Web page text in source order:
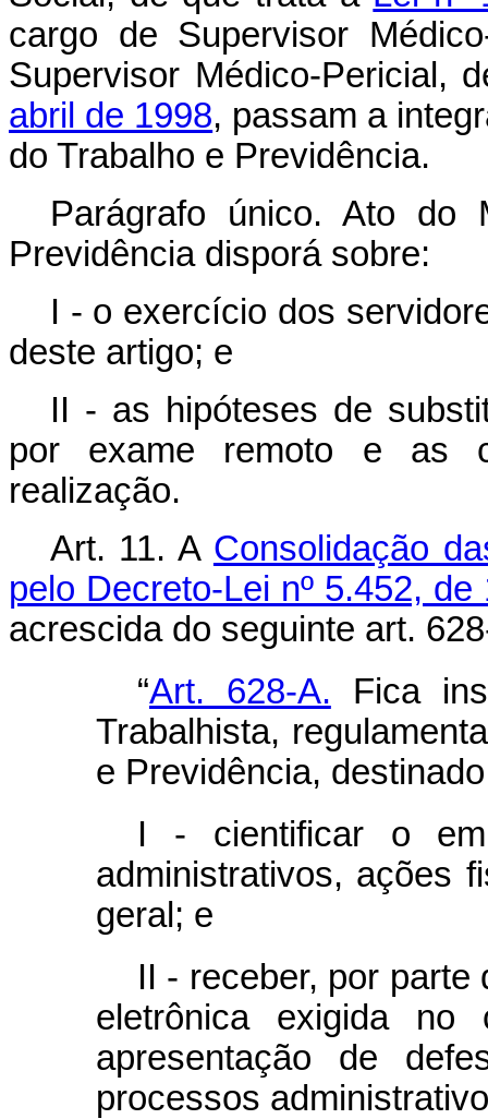
cargo de Supervisor
Supervisor Médico-Pericial,
abril de 1998, passam a
do Trabalho e Previdência.
Parágrafo único. Ato do
Previdência disporá sobre:
I - o exercício dos
deste artigo; e
II - as hipóteses de
por exame remoto e as
realização.
Art. 11. A Consolidação
pelo Decreto-Lei nº 5.452, de
acrescida do seguinte art.
“Art. 628-A. Fica
Trabalhista,
e Previdência,
I - cientificar o
administrativos, ações
geral; e
II - receber, por parte
eletrônica exigida
apresentação de
processos